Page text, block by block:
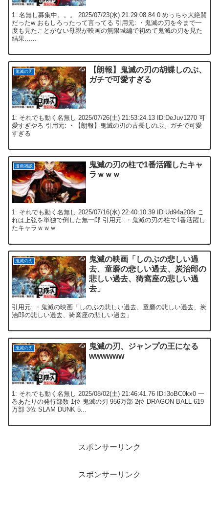
1: 名無し募集中。。。 2025/07/23(水) 21:29:08.84 0 めっちゃ大絶賛
だったw おもしろったって言ってる 引用元: ・鬼滅の刃を今まで一
度も見たことがない母親が映画の無限城編で初めて鬼滅の刃を見た
結果…...
鬼滅の刃
【朗報】鬼滅の刃の胡蝶しのぶ、
ガチで可愛すぎる
1: それでも動く名無し 2025/07/26(土) 21:53:24.13 ID:DeJuv1270 可
愛すぎやろ 引用元: ・【朗報】鬼滅の刃の古長しのぶ、ガチで可愛
すぎる
漫画雑談
鬼滅の刃の柱で1番活躍したキャ
ラｗｗｗ
1: それでも動く名無し 2025/07/16(水) 22:40:10.39 ID:Ud94a208r こ
れは上弦を単独で倒した無一郎 引用元: ・鬼滅の刃の柱で1番活躍し
たキャラｗｗｗ
鬼滅の刃
鬼滅の映画「しのぶの悲しい過
去、童磨の悲しい過去、炭治郎の
悲しい過去、猗窩座の悲しい過
去」
引用元: ・鬼滅の映画「しのぶの悲しい過去、童磨の悲しい過去、炭
治郎の悲しい過去、猗窩座の悲しい過去」
鬼滅の刃
鬼滅の刃、ジャンプの王になる
wwwwww
1: それでも動く名無し 2025/08/02(土) 21:46:41.76 ID:l3oBC0kx0 一
巻あたりの発行部数 1位 鬼滅の刃 956万部 2位 DRAGON BALL 619
万部 3位 SLAM DUNK 5...
スポンサーリンク
スポンサーリンク